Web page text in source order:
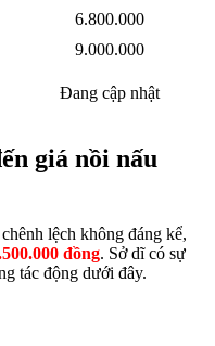
6.800.000
9.000.000
Đang cập nhật
giá nồi nấu
lệch không đáng kể,
đồng. Sở dĩ có sự
tác động dưới đây.